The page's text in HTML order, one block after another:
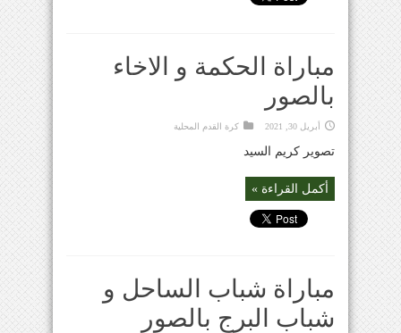
مباراة الحكمة و الاخاء
بالصور
أبريل 30, 2021 كرة القدم المحلية
تصوير كريم السيد
أكمل القراءة »
مباراة شباب الساحل و
شباب البرج بالصور